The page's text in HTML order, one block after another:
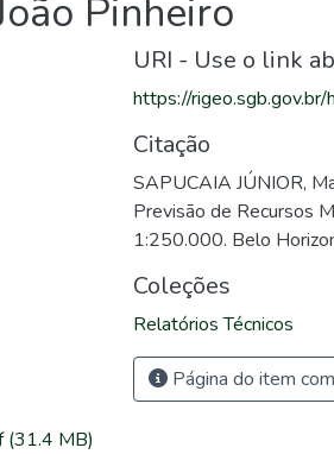
Pinheiro
(31.4 MB)
URI - Use o link
https://
Citação
SAPUCAIA JÚNIOR,
Previsão de Recursos
1:250.000. Belo
Coleções
Relatórios Técnicos
Página do item